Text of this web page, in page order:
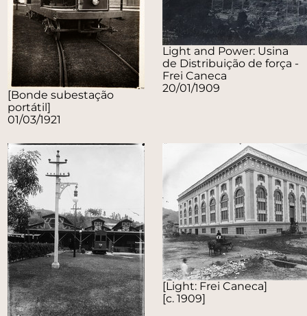
[Bonde subestação
portátil]
01/03/1921
Light and Power: Usina
de Distribuição de força -
Frei Caneca
20/01/1909
[Light: Frei Caneca]
[c. 1909]